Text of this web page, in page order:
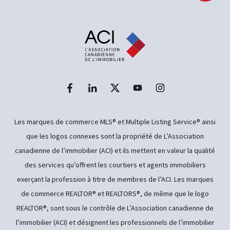
Les marques de commerce MLS® et Multiple Listing Service® ainsi
que les logos connexes sont la propriété de L’Association
canadienne de l’immobilier (ACI) et ils mettent en valeur la qualité
des services qu’offrent les courtiers et agents immobiliers
exerçant la profession à titre de membres de l’ACI. Les marques
de commerce REALTOR® et REALTORS®, de même que le logo
REALTOR®, sont sous le contrôle de L’Association canadienne de
l’immobilier (ACI) et désignent les professionnels de l’immobilier